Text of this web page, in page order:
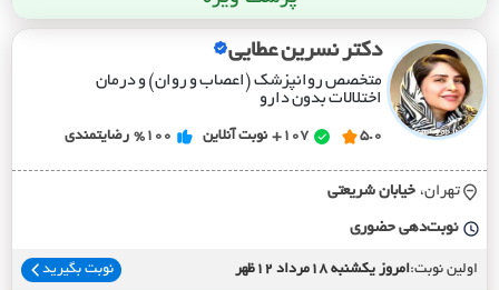
دکتر نسرین عطایی
متخصص روانپزشک (اعصاب و روان) و درمان
اختلالات بدون دارو
5.0
107+ نوبت آنلاین %100 رضایتمندی
تهران، خيابان شريعتي
نوبت‌دهی حضوری
اولین نوبت:امروز یکشنبه 18مرداد 12ظهر نوبت بگیرید